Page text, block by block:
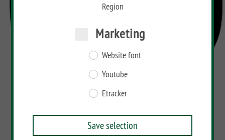
Region
Marketing
Website font
Youtube
Etracker
Save selection